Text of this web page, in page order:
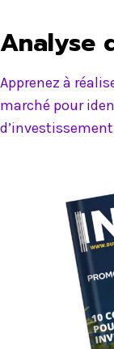
Analyse
Apprenez à
marché pour